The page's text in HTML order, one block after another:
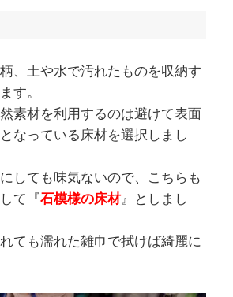
、土や水で汚れたものを収納す
す。
素材を利用するのは避けて表面
なっている床材を選択しまし
しても味気ないので、こちらも
て『 石模様の床材』としまし
ても濡れた雑巾で拭けば綺麗に